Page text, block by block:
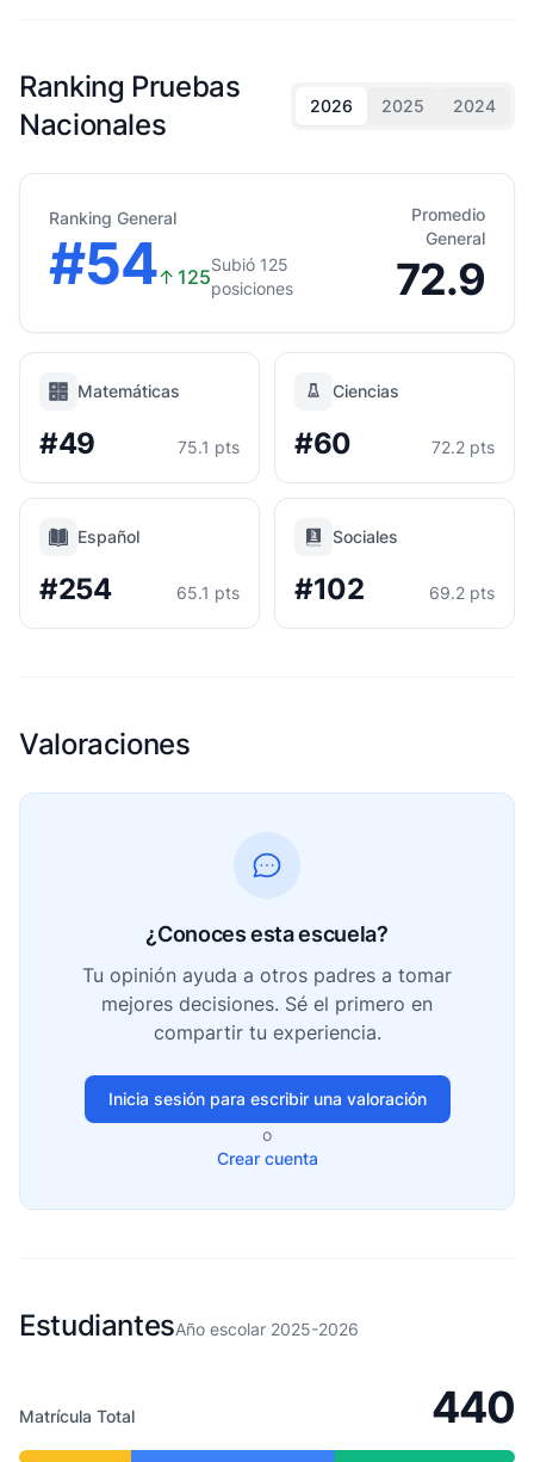
Ranking Pruebas
Nacionales
2026 2025 2024
Ranking General
#54↑ 125
Subió 125
posiciones
Promedio
General
72.9
Matemáticas
#49 75.1 pts
Ciencias
#60 72.2 pts
Español
#254 65.1 pts
Sociales
#102 69.2 pts
Valoraciones
¿Conoces esta escuela?
Tu opinión ayuda a otros padres a tomar
mejores decisiones. Sé el primero en
compartir tu experiencia.
Inicia sesión para escribir una valoración
o
Crear cuenta
EstudiantesAño escolar 2025-2026
Matrícula Total 440